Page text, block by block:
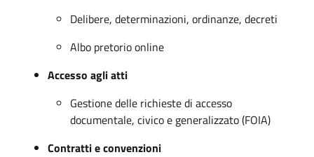
Delibere, determinazioni, ordinanze, decreti
Albo pretorio online
Accesso agli atti
Gestione delle richieste di accesso
documentale, civico e generalizzato (FOIA)
Contratti e convenzioni